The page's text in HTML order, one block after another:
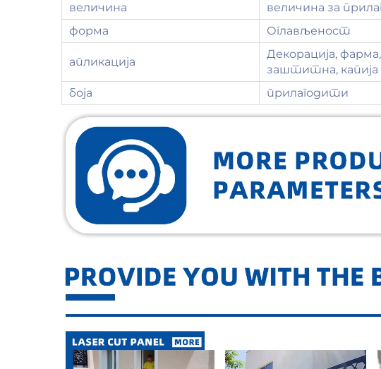
величина
величина за
форма
Оглављеност
апликација
Декорација,
заштитна, капија
боја
прилагодити